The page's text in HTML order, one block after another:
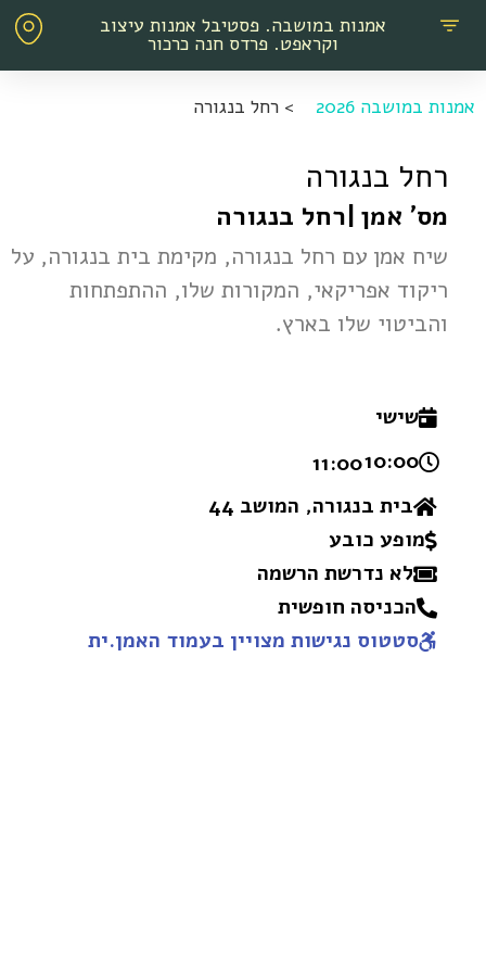
אמנות במושבה. פסטיבל אמנות עיצוב
וקראפט. פרדס חנה כרכור
אמנות במושבה 2026 > רחל בנגורה
רחל בנגורה
מס' אמן |רחל בנגורה
שיח אמן עם רחל בנגורה, מקימת בית בנגורה, על
ריקוד אפריקאי, המקורות שלו, ההתפתחות
והביטוי שלו בארץ.
שישי
10:00 -
11:00
בית בנגורה, המושב 44
מופע כובע
לא נדרשת הרשמה
הכניסה חופשית
סטטוס נגישות מצויין בעמוד האמן.ית